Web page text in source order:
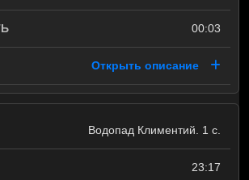
00:03
Открыть описание
Водопад Климентий. 1 с.
23:17